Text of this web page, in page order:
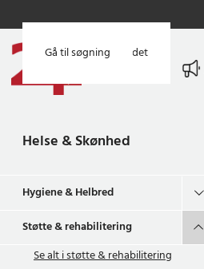
Gå til hovedindholdet
Gå til søgning
Helse & Skønhed
Hygiene & Helbred
Støtte & rehabilitering
Se alt istøtte & rehabilitering